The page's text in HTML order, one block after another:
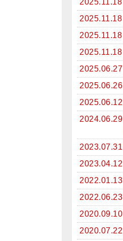
2025.11.18
2025.11.18
2025.11.18
2025.11.18
2025.06.27
2025.06.26
2025.06.12
2024.06.29
2023.07.31
2023.04.12
2022.01.13
2022.06.23
2020.09.10
2020.07.22